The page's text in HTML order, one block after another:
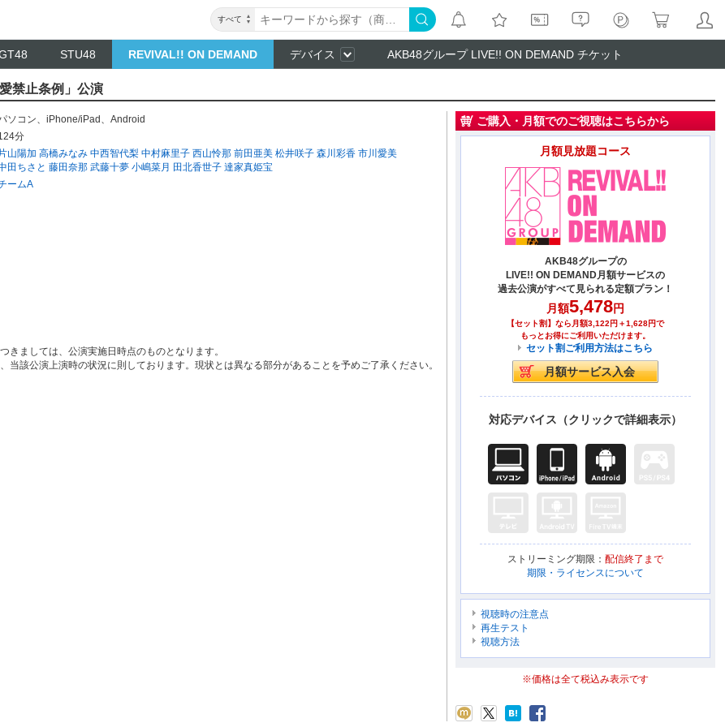
すべて
STU48 REVIVAL!! ON DEMAND デバイス AKB48グループ LIVE!! ON DEMAND チケット
禁止条例」公演
ソコン、 iPhone/iPad 、 Android
分
片山陽加 高橋みなみ 中西智代梨 中村麻里子 西山怜那 前田亜美 松井咲子 森川彩香 市川愛美
田ちさと 藤田奈那 武藤十夢 小嶋菜月 田北香世子 達家真姫宝
ームA
ましては、公演実施日時点のものとなります。
該公演上演時の状況に則しております。現状とは異なる部分があることを予めご了承ください。
ご購入・月額でのご視聴はこちらから
月額見放題コース
AKB48グループの
LIVE!! ON DEMAND月額サービスの
過去公演がすべて見られる定額プラン！
月額5,478円
【セット割】なら月額3,122円＋1,628円で
もっとお得にご利用いただけます。
セット割ご利用方法はこちら
対応デバイス（クリックで詳細表示）
ストリーミング期限： 配信終了まで
期限・ライセンスについて
視聴時の注意点
再生テスト
視聴方法
※価格は全て税込み表示です